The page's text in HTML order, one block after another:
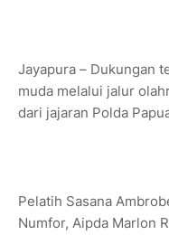
Jayapura – Dukungan
muda melalui jalur
dari jajaran Polda
Pelatih Sasana
Numfor, Aipda Marlon